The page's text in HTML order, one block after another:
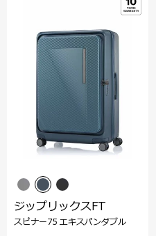
ジップリックスFT
スピナー75 エキスパンダブル